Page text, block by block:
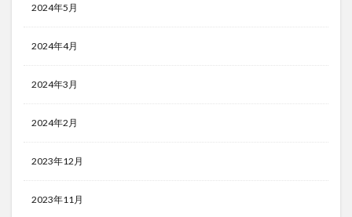
2024年5月
2024年4月
2024年3月
2024年2月
2023年12月
2023年11月